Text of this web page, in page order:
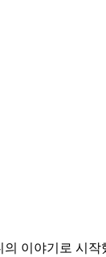
이야기로 시